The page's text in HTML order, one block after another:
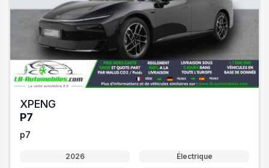
XPENG
P7
p7
2026
Électrique